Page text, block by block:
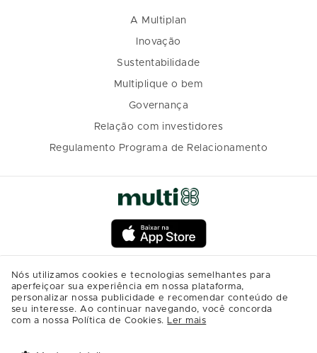
A Multiplan
Inovação
Sustentabilidade
Multiplique o bem
Governança
Relação com investidores
Regulamento Programa de Relacionamento
Nós utilizamos cookies e tecnologias semelhantes para
aperfeiçoar sua experiência em nossa plataforma,
personalizar nossa publicidade e recomendar conteúdo de
seu interesse. Ao continuar navegando, você concorda
com a nossa Política de Cookies. Ler mais